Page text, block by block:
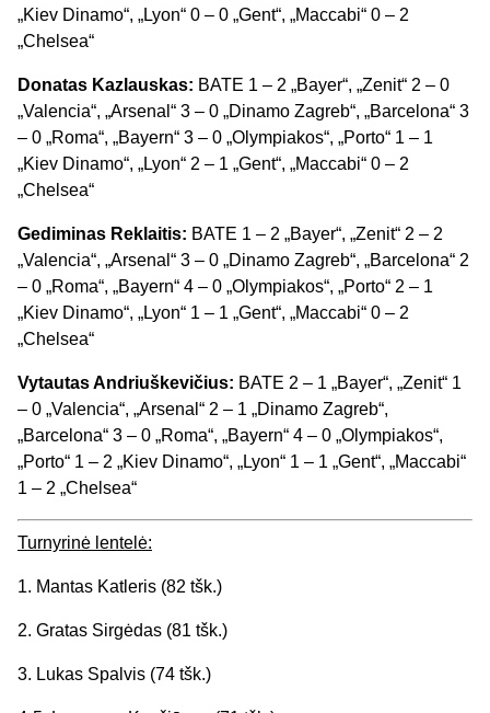
„Kiev Dinamo“, „Lyon“ 0 – 0 „Gent“, „Maccabi“ 0 – 2
„Chelsea“
Donatas Kazlauskas: BATE 1 – 2 „Bayer“, „Zenit“ 2 – 0
„Valencia“, „Arsenal“ 3 – 0 „Dinamo Zagreb“, „Barcelona“ 3
– 0 „Roma“, „Bayern“ 3 – 0 „Olympiakos“, „Porto“ 1 – 1
„Kiev Dinamo“, „Lyon“ 2 – 1 „Gent“, „Maccabi“ 0 – 2
„Chelsea“
Gediminas Reklaitis: BATE 1 – 2 „Bayer“, „Zenit“ 2 – 2
„Valencia“, „Arsenal“ 3 – 0 „Dinamo Zagreb“, „Barcelona“ 2
– 0 „Roma“, „Bayern“ 4 – 0 „Olympiakos“, „Porto“ 2 – 1
„Kiev Dinamo“, „Lyon“ 1 – 1 „Gent“, „Maccabi“ 0 – 2
„Chelsea“
Vytautas Andriuškevičius: BATE 2 – 1 „Bayer“, „Zenit“ 1
– 0 „Valencia“, „Arsenal“ 2 – 1 „Dinamo Zagreb“,
„Barcelona“ 3 – 0 „Roma“, „Bayern“ 4 – 0 „Olympiakos“,
„Porto“ 1 – 2 „Kiev Dinamo“, „Lyon“ 1 – 1 „Gent“, „Maccabi“
1 – 2 „Chelsea“
Turnyrinė lentelė:
1. Mantas Katleris (82 tšk.)
2. Gratas Sirgėdas (81 tšk.)
3. Lukas Spalvis (74 tšk.)